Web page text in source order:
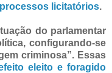
licitatórios.
do parlamentar
configurando-se
criminosa”. Essas
eleito e foragido